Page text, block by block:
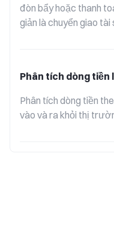
đòn bẩy hoặc thanh
giản là chuyển giao
Phân tích dòng tiền
Phân tích dòng tiền
vào và ra khỏi thị